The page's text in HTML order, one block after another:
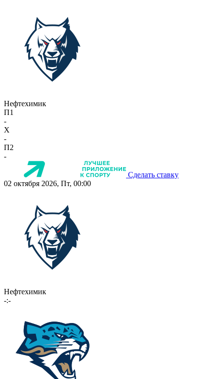
Нефтехимик
П1
-
X
-
П2
-
Сделать ставку
02 октября 2026, Пт, 00:00
Нефтехимик
-:-